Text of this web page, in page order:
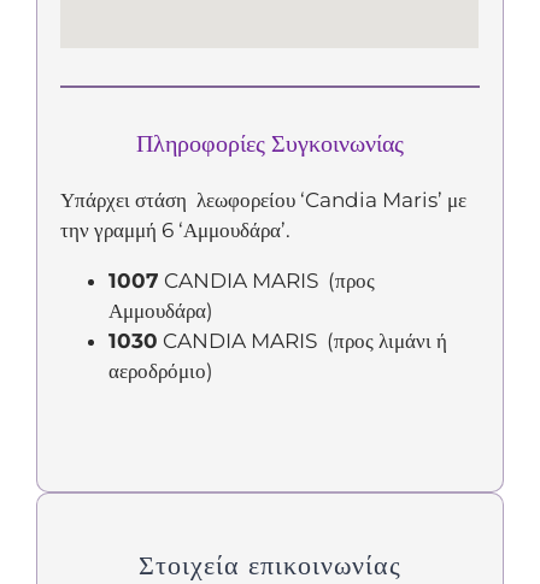
Πληροφορίες Συγκοινωνίας
Υπάρχει στάση λεωφορείου ‘Candia Maris’ με
την γραμμή 6 ‘Αμμουδάρα’.
1007 CANDIA MARIS (προς
Αμμουδάρα)
1030 CANDIA MARIS (προς λιμάνι ή
αεροδρόμιο)
Στοιχεία επικοινωνίας